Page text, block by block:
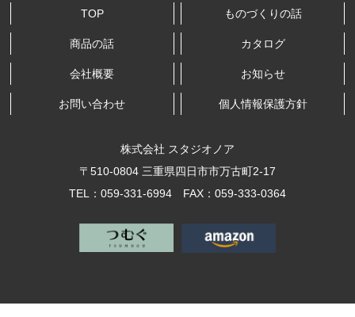
TOP ものづくりの話
商品の話 カタログ
会社概要 お知らせ
お問い合わせ 個人情報保護方針
株式会社 スタジオノア
〒510-0804 三重県四日市市万古町2-17
TEL：059-331-6994 FAX：059-333-0364